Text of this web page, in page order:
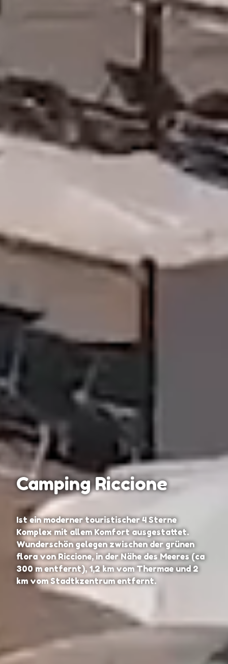
Camping Riccione
Ist ein moderner touristischer 4 Sterne
Komplex mit allem Komfort ausgestattet.
Wunderschön gelegen zwischen der grünen
flora von Riccione, in der Nähe des Meeres (ca
300 m entfernt), 1,2 km vom Thermae und 2
km vom Stadtkzentrum entfernt.